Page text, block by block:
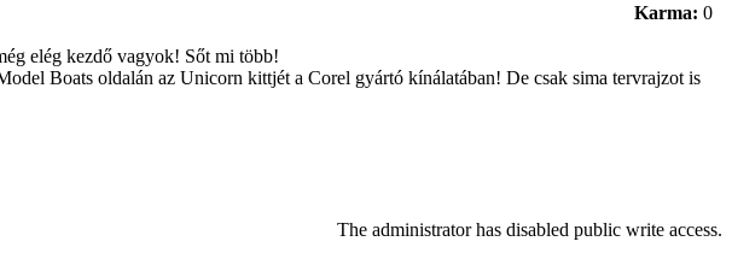
Karma: 0
elég kezdő vagyok! Sőt mi több!
Boats oldalán az Unicorn kittjét a Corel gyártó kínálatában! De csak sima tervrajzot is
The administrator has disabled public write access.